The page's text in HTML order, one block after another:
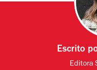
Escrito
Editora